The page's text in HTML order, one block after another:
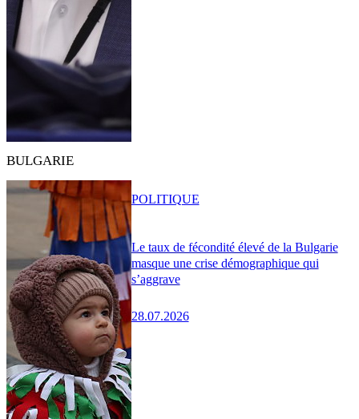
BULGARIE
Le taux de fécondité élevé de la Bulgarie
masque une crise démographique qui
s’aggrave
28.07.2026
POLITIQUE